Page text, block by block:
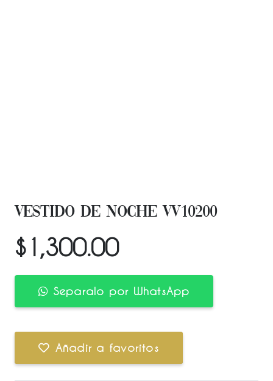
VESTIDO DE NOCHE VV10200
$ 1,300.00
Separalo por WhatsApp
Añadir a favoritos